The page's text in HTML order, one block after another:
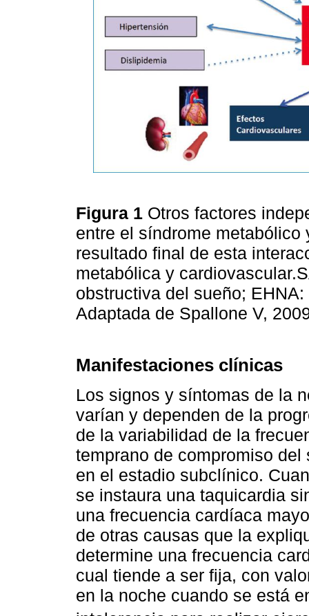
Figura 1 Otros factores
entre el síndrome
resultado final de esta
metabólica y
obstructiva del sueño;
Adaptada de Spallone V,
Manifestaciones clínicas
Los signos y síntomas de la
varían y dependen de la
de la variabilidad de la
temprano de compromiso
en el estadio subclínico.
se instaura una taquicardia
una frecuencia cardíaca
de otras causas que la
determine una frecuencia
cual tiende a ser fija, con
en la noche cuando se está